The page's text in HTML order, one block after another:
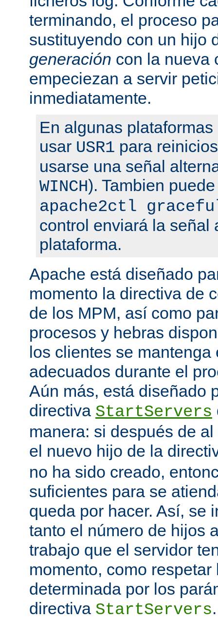
terminando, el proceso
sustituyendo con un hijo
generación con la nueva
empeciezan a servir
inmediatamente.
En algunas
usar USR1 para
usarse una señal
WINCH). Tambien
apache2ctl
control enviará la señal
plataforma.
Apache está diseñado
momento la directiva de
de los MPM, así como
procesos y hebras
los clientes se
adecuados durante el
Aún más, está diseñado
directiva StartServers
manera: si después de
el nuevo hijo de la
no ha sido creado,
suficientes para se
queda por hacer. Así, se
tanto el número de hijos
trabajo que el servidor
momento, como
determinada por los
directiva StartServers.